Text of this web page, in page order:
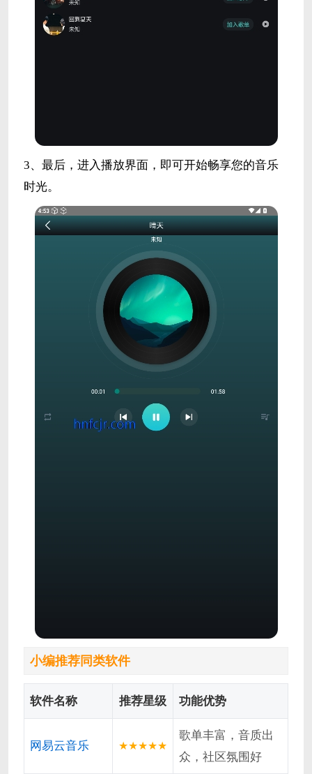
3、最后，进入播放界面，即可开始畅享您的音乐
时光。
小编推荐同类软件
软件名称 推荐星级 功能优势
网易云音乐 ★★★★★
歌单丰富，音质出
众，社区氛围好